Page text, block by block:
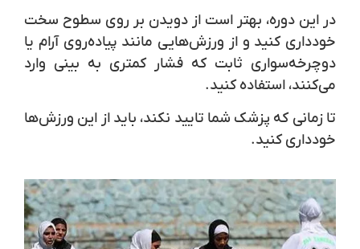
در این دوره، بهتر است از دویدن بر روی سطوح سخت
خودداری کنید و از ورزش‌هایی مانند پیاده‌روی آرام یا
دوچرخه‌سواری ثابت که فشار کمتری به بینی وارد
می‌کنند، استفاده کنید.
تا زمانی که پزشک شما تایید نکند، باید از این ورزش‌ها
خودداری کنید.